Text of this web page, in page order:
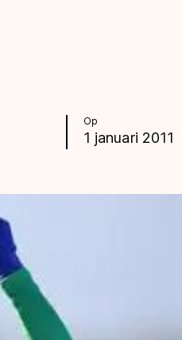
Op
1 januari 2011